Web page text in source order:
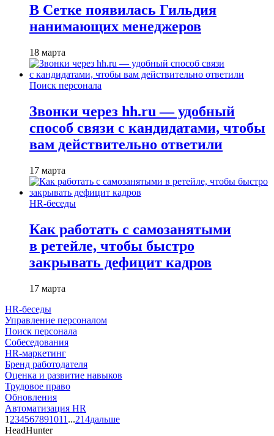
В Сетке появилась Гильдия
нанимающих менеджеров
18 марта
Поиск персонала
Звонки через hh.ru — удобный
способ связи с кандидатами, чтобы
вам действительно ответили
17 марта
HR-беседы
Как работать с самозанятыми
в ретейле, чтобы быстро
закрывать дефицит кадров
17 марта
HR-беседы
Управление персоналом
Поиск персонала
Собеседования
HR-маркетинг
Бренд работодателя
Оценка и развитие навыков
Трудовое право
Обновления
Автоматизация HR
1 234567891011 ...214дальше
HeadHunter